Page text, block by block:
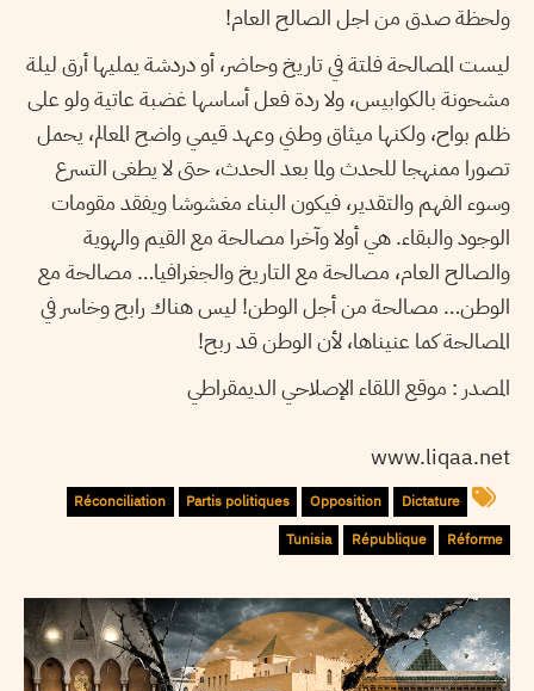
ولحظة صدق من اجل الصالح العام!
ليست المصالحة فلتة في تاريخ وحاضر، أو دردشة يمليها أرق ليلة
مشحونة بالكوابيس، ولا ردة فعل أساسها غضبة عاتية ولو على
ظلم بواح، ولكنها ميثاق وطني وعهد قيمي واضح المعالم، يحمل
تصورا ممنهجا للحدث ولما بعد الحدث، حتى لا يطغى التسرع
وسوء الفهم والتقدير، فيكون البناء مغشوشا ويفقد مقومات
الوجود والبقاء. هي أولا وآخرا مصالحة مع القيم والهوية
والصالح العام، مصالحة مع التاريخ والجغرافيا… مصالحة مع
الوطن… مصالحة من أجل الوطن! ليس هناك رابح وخاسر في
المصالحة كما عنيناها، لأن الوطن قد ربح!
المصدر : موقع اللقاء الإصلاحي الديمقراطي
www.liqaa.net
Dictature
Opposition
Partis politiques
Réconciliation
Réforme
République
Tunisia